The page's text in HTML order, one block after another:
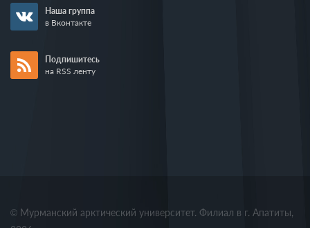
Наша группа
в Вконтакте
Подпишитесь
на RSS ленту
© Мурманский арктический университет. Филиал в г. Апатиты,